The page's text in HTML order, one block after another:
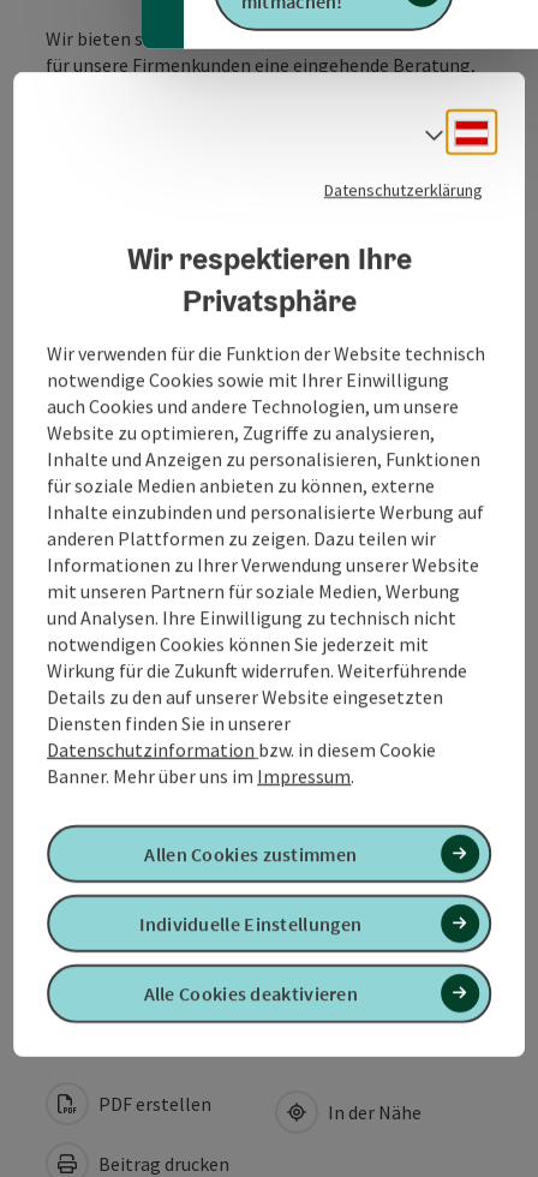
Wir bieten sowohl für den privaten Haushalt als auch
für unsere Firmenkunden eine eingehende Beratung,
Auf einer Gesamtfläche von fast 400 m2 können wir
ausgezeichneten Service für alle Bereiche der EDV und
Bürotechnik anbieten. Wir bieten sowohl für den
privaten Haushalt als auch für unsere Firmenkunden
einen Service, der nicht mit dem Kauf endet. Lassen Sie
sich von uns beraten und überzeugen. Wir freuen uns ...
Beschreibung vollständig anzeigen
Kontakt
Öffnungszeiten
Anreise/Lage
Eignung
Barrierefreiheit
PDF erstellen
Beitrag drucken
In der Nähe
Datenschutzerklärung
Wir respektieren Ihre
Privatsphäre
Wir verwenden für die Funktion der Website technisch
notwendige Cookies sowie mit Ihrer Einwilligung
auch Cookies und andere Technologien, um unsere
Website zu optimieren, Zugriffe zu analysieren,
Inhalte und Anzeigen zu personalisieren, Funktionen
für soziale Medien anbieten zu können, externe
Inhalte einzubinden und personalisierte Werbung auf
anderen Plattformen zu zeigen. Dazu teilen wir
Informationen zu Ihrer Verwendung unserer Website
mit unseren Partnern für soziale Medien, Werbung
und Analysen. Ihre Einwilligung zu technisch nicht
notwendigen Cookies können Sie jederzeit mit
Wirkung für die Zukunft widerrufen. Weiterführende
Details zu den auf unserer Website eingesetzten
Diensten finden Sie in unserer
Datenschutzinformation bzw. in diesem Cookie
Banner. Mehr über uns im Impressum.
Alle Cookies deaktivieren
Individuelle Einstellungen
Allen Cookies zustimmen